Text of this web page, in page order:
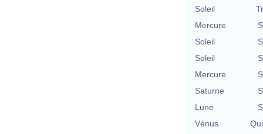
Soleil
Mercure
Soleil
Soleil
Mercure
Saturne
Lune
Vénus